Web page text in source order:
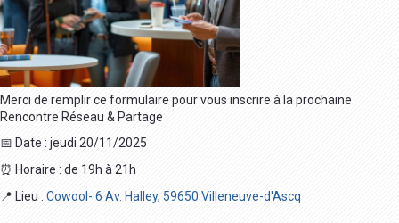
Merci de remplir ce formulaire pour vous inscrire à la prochaine
Rencontre Réseau & Partage
📅 Date : jeudi 20/11/2025
⏰ Horaire : de 19h à 21h
📍 Lieu : Cowool- 6 Av. Halley, 59650 Villeneuve-d'Ascq